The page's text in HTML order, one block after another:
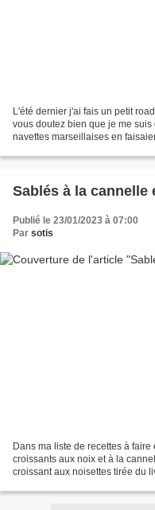
L'été dernier j'ai fais un petit
vous doutez bien que je me
navettes marseillaises en
Sablés à la cannelle
Publié le 23/01/2023 à 07:00
Par sotis
Dans ma liste de recettes à
croissants aux noix et à la
croissant aux noisettes tirée du